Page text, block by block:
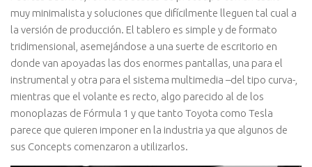
muy minimalista y soluciones que difícilmente lleguen tal cual a
la versión de producción. El tablero es simple y de formato
tridimensional, asemejándose a una suerte de escritorio en
donde van apoyadas las dos enormes pantallas, una para el
instrumental y otra para el sistema multimedia –del tipo curva-,
mientras que el volante es recto, algo parecido al de los
monoplazas de Fórmula 1 y que tanto Toyota como Tesla
parece que quieren imponer en la industria ya que algunos de
sus Concepts comenzaron a utilizarlos.